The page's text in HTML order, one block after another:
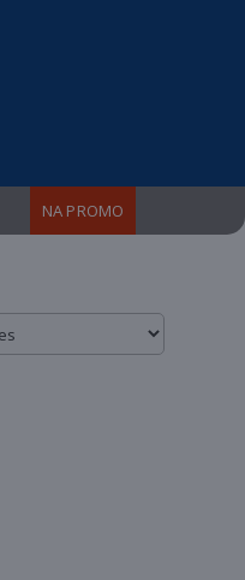
NA PROMO